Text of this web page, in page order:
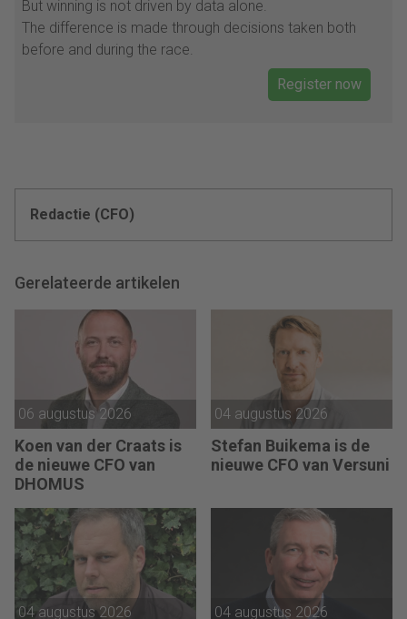
But winning is not driven by data alone.
The difference is made through decisions taken both
before and during the race.
Register now
Redactie (CFO)
Gerelateerde artikelen
06 augustus 2026
Koen van der Craats is
de nieuwe CFO van
DHOMUS
04 augustus 2026
Stefan Buikema is de
nieuwe CFO van Versuni
04 augustus 2026 04 augustus 2026